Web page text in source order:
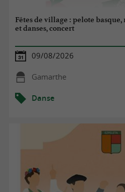
Fêtes de village : pelote
et danses, concert
09/08/2026
Gamarthe
Danse